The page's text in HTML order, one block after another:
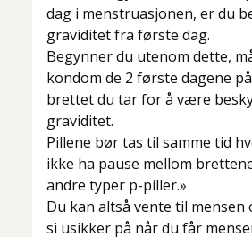
dag i menstruasjonen, er du
graviditet fra første dag.
Begynner du utenom dette,
kondom de 2 første dagene
brettet du tar for å være
graviditet.
Pillene bør tas til samme tid
ikke ha pause mellom
andre typer p-piller.»
Du kan altså vente til mensen
si usikker på når du får